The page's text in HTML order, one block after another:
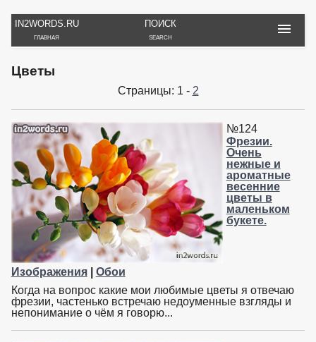
IN2WORDS.RU
ГЛАВНАЯ
ПОИСК
SEARCH
ВЯЗАНИЕ
ОБОИ
Цветы
Страницы: 1 - 2
№124
Фрезии.
Очень
нежные и
ароматные
весенние
цветы в
маленьком
букете.
Изображения| Обои
Когда на вопрос какие мои любимые цветы я отвечаю
фрезии, частенько встречаю недоуменные взгляды и
непонимание о чём я говорю...